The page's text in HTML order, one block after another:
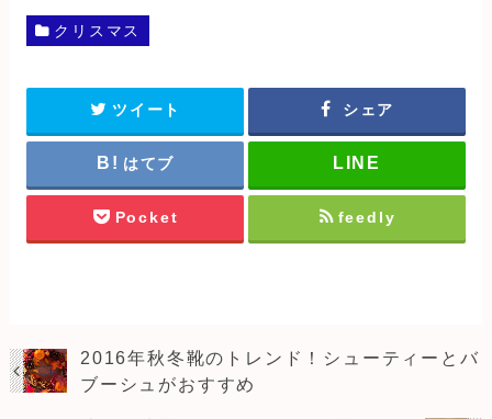
クリスマス
ツイート シェア
はてブ
Pocket feedly
2016年秋冬靴のトレンド！シューティーとバ
ブーシュがおすすめ